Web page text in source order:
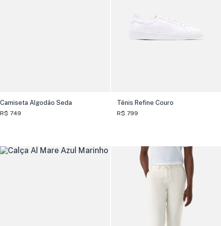
Camiseta Algodão Seda
R$ 749
Tênis Refine Couro
R$ 799